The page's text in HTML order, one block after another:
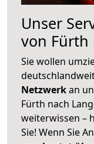
Unser
von Fürth
Sie wollen
Netzwerkan
Fürth nach
weiterwissen –
Sie! Wenn Sie